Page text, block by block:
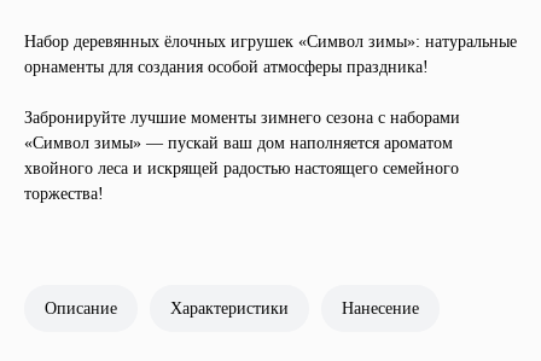
Набор деревянных ёлочных игрушек «Символ зимы»: натуральные
орнаменты для создания особой атмосферы праздника!
Забронируйте лучшие моменты зимнего сезона с наборами
«Символ зимы» — пускай ваш дом наполняется ароматом
хвойного леса и искрящей радостью настоящего семейного
торжества!
Описание Характеристики Нанесение